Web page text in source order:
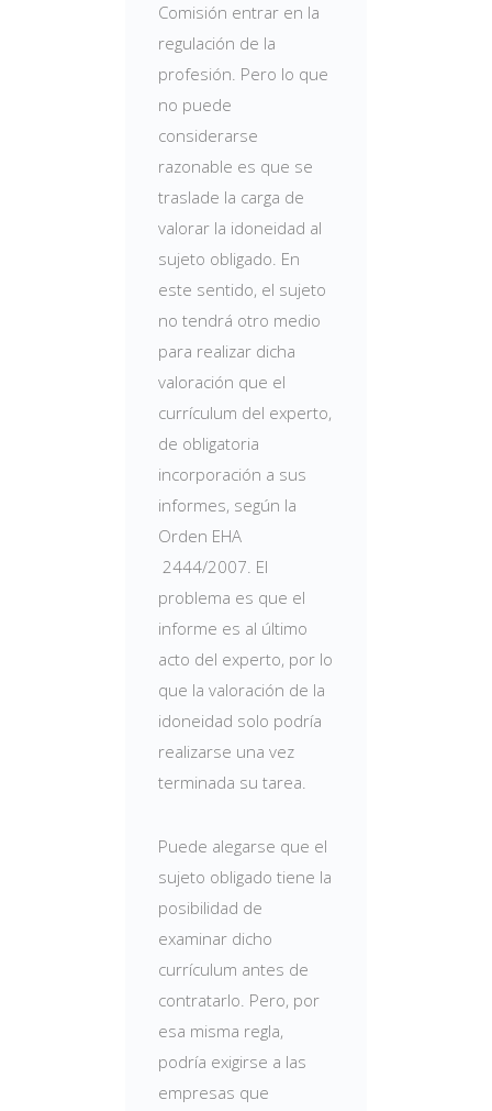
Comisión entrar en la
regulación de la
profesión. Pero lo que
no puede
considerarse
razonable es que se
traslade la carga de
valorar la idoneidad al
sujeto obligado. En
este sentido, el sujeto
no tendrá otro medio
para realizar dicha
valoración que el
currículum del experto,
de obligatoria
incorporación a sus
informes, según la
Orden EHA
2444/2007. El
problema es que el
informe es al último
acto del experto, por lo
que la valoración de la
idoneidad solo podría
realizarse una vez
terminada su tarea.
Puede alegarse que el
sujeto obligado tiene la
posibilidad de
examinar dicho
currículum antes de
contratarlo. Pero, por
esa misma regla,
podría exigirse a las
empresas que